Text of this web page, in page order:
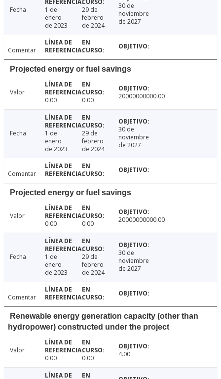
Fecha
1 de
enero
de 2023
29 de
febrero
de 2024
30 de
noviembre
de 2027
Comentar
Projected energy or fuel savings
Valor
0.00
0.00 20000000000.00
Fecha
1 de
enero
de 2023
29 de
febrero
de 2024
30 de
noviembre
de 2027
Comentar
Projected energy or fuel savings
Valor
0.00
0.00 20000000000.00
Fecha
1 de
enero
de 2023
29 de
febrero
de 2024
30 de
noviembre
de 2027
Comentar
Renewable energy generation capacity (other than
hydropower) constructed under the project
Valor
0.00
0.00 4.00